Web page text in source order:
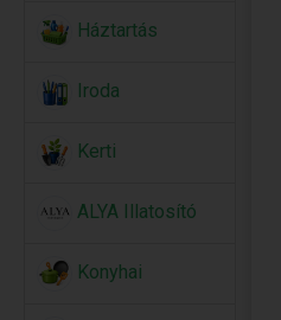
Háztartás
Iroda
Kerti
ALYA Illatosító
Konyhai